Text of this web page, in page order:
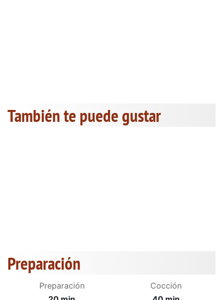
También te puede gustar
Preparación
Preparación
Cocción